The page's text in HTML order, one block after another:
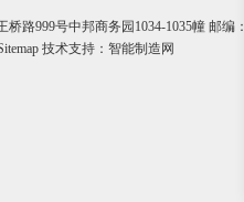
路999号中邦商务园1034-1035幢 邮编：
技术支持：智能制造网